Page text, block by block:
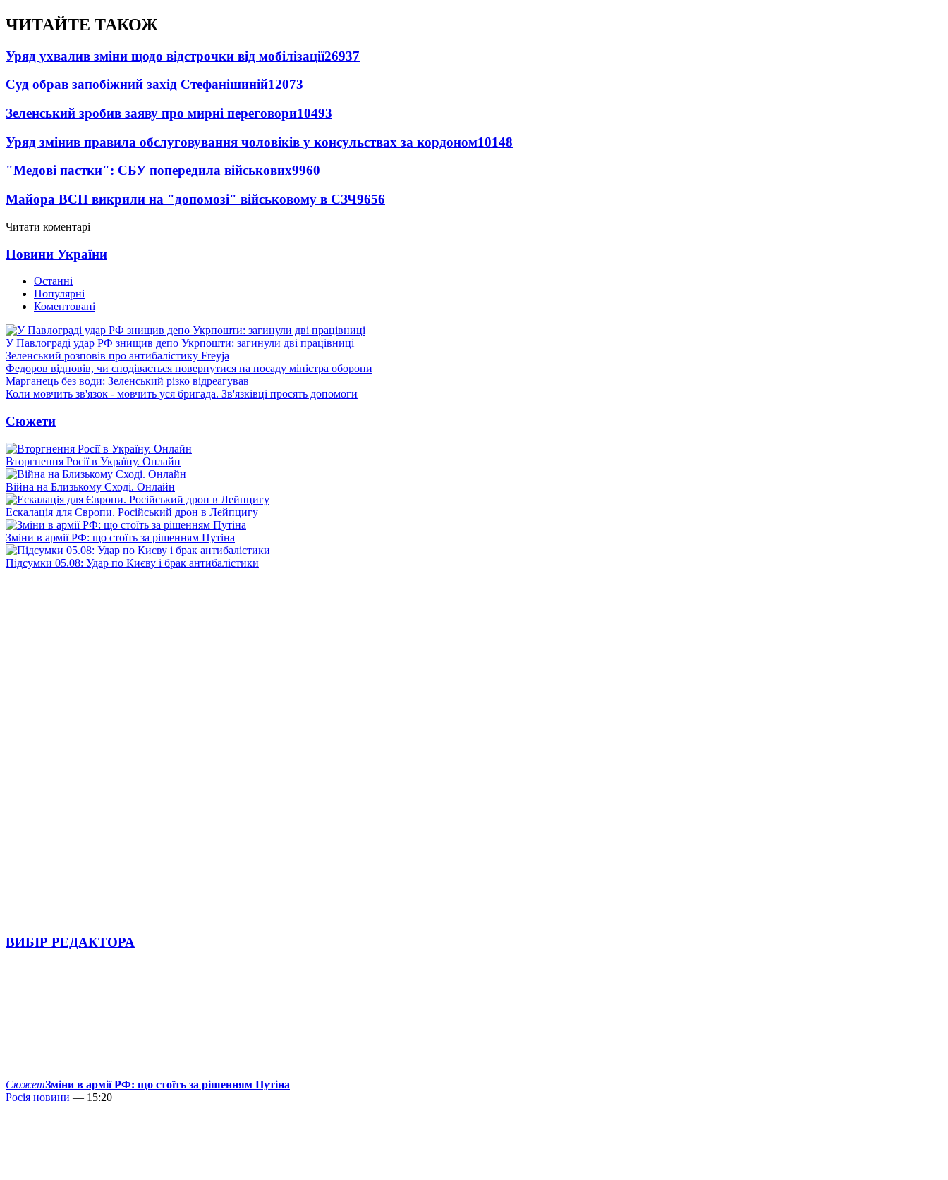
ЧИТАЙТЕ ТАКОЖ
Уряд ухвалив зміни щодо відстрочки від мобілізації26937
Суд обрав запобіжний захід Стефанішиній12073
Зеленський зробив заяву про мирні переговори10493
Уряд змінив правила обслуговування чоловіків у консульствах за кордоном10148
"Медові пастки": СБУ попередила військових9960
Майора ВСП викрили на "допомозі" військовому в СЗЧ9656
Читати коментарі
Новини України
Останні
Популярні
Коментовані
У Павлограді удар РФ знищив депо Укрпошти: загинули дві працівниці
Зеленський розповів про антибалістику Freyja
Федоров відповів, чи сподівається повернутися на посаду міністра оборони
Марганець без води: Зеленський різко відреагував
Коли мовчить зв'язок - мовчить уся бригада. Зв'язківці просять допомоги
Сюжети
Вторгнення Росії в Україну. Онлайн
Війна на Близькому Сході. Онлайн
Ескалація для Європи. Російський дрон в Лейпцигу
Зміни в армії РФ: що стоїть за рішенням Путіна
Підсумки 05.08: Удар по Києву і брак антибалістики
ВИБІР РЕДАКТОРА
СюжетЗміни в армії РФ: що стоїть за рішенням Путіна
Росія новини — 15:20